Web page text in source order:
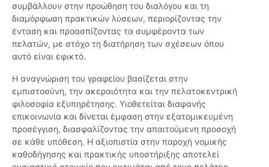
συμβάλλουν στην προώθηση του διαλόγου και τη
διαμόρφωση πρακτικών λύσεων, περιορίζοντας την
ένταση και προασπίζοντας τα συμφέροντα των
πελατών, με στόχο τη διατήρηση των σχέσεων όπου
αυτό είναι εφικτό.
Η αναγνώριση του γραφείου βασίζεται στην
εμπιστοσύνη, την ακεραιότητα και την πελατοκεντρική
φιλοσοφία εξυπηρέτησης. Υιοθετείται διαφανής
επικοινωνία και δίνεται έμφαση στην εξατομικευμένη
προσέγγιση, διασφαλίζοντας την απαιτούμενη προσοχή
σε κάθε υπόθεση. Η αξιοπιστία στην παροχή νομικής
καθοδήγησης και πρακτικής υποστήριξης αποτελεί